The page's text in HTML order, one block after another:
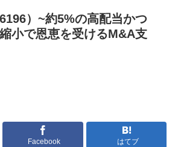
）~約5%の高配当かつ
小で恩恵を受けるM&A支
Facebook はてブ